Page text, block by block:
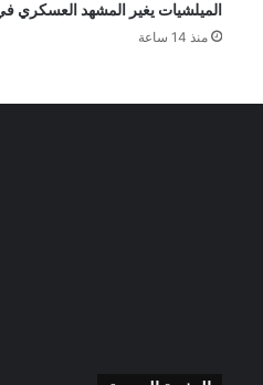
الميلشيات يغير المشهد العسكري
منذ 14 ساعة